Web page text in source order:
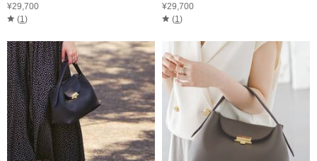
¥29,700
(1)
¥29,700
(1)